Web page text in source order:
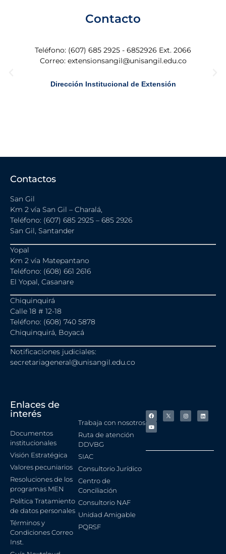
Contacto
Teléfono: (607) 685 2925 - 6852926 Ext. 2066
Correo: extensionsangil@unisangil.edu.co
Dirección Institucional de Extensión
Contactos
San Gil
Km 2 vía San Gil – Charalá,
Teléfono: (607) 685 2925 – 685 2926
San Gil, Santander
Yopal
Km 2 vía Matepantano
Teléfono: (608) 661 2616
El Yopal, Casanare
Chiquinquirá
Calle 18 # 12-18
Teléfono: (608) 740 5878
Chiquinquirá, Boyacá
Notificaciones judiciales:
secretariageneral@unisangil.edu.co
Enlaces de
interés
Documentos
institucionales
Visión Estratégica
Valores pecuniarios
Resoluciones de los
programas MEN
Política Tratamiento
de datos personales
Términos y
Condiciones Correo
Inst.
Trabaja con nosotros
Ruta de atención
DDVBG
SIAC
Consultorio Jurídico
Centro de
Conciliación
Consultorio NAF
Unidad Amigable
PQRSF